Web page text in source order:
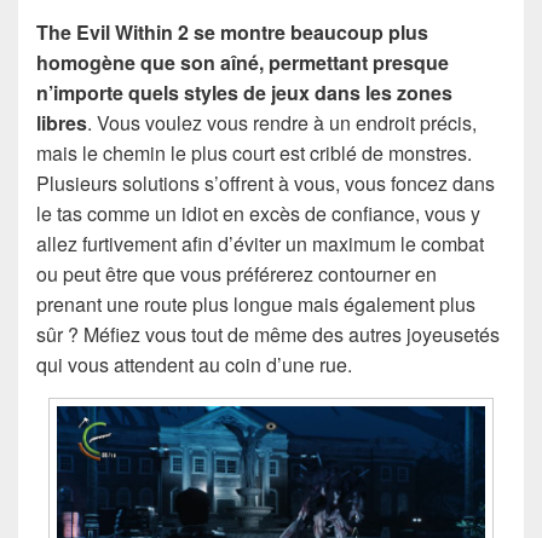
The Evil Within 2 se montre beaucoup plus
homogène que son aîné, permettant presque
n’importe quels styles de jeux dans les zones
libres. Vous voulez vous rendre à un endroit précis,
mais le chemin le plus court est criblé de monstres.
Plusieurs solutions s’offrent à vous, vous foncez dans
le tas comme un idiot en excès de confiance, vous y
allez furtivement afin d’éviter un maximum le combat
ou peut être que vous préférerez contourner en
prenant une route plus longue mais également plus
sûr ? Méfiez vous tout de même des autres joyeusetés
qui vous attendent au coin d’une rue.